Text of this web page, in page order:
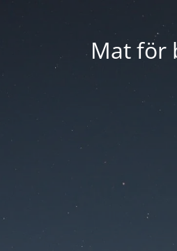
Mat för